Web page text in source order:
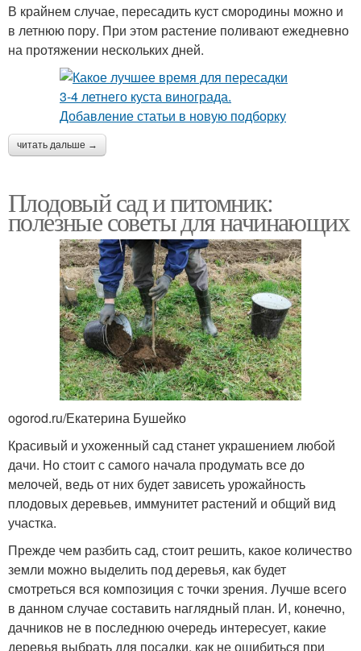
В крайнем случае, пересадить куст смородины можно и
в летнюю пору. При этом растение поливают ежедневно
на протяжении нескольких дней.
читать дальше →
Плодовый сад и питомник:
полезные советы для начинающих
ogorod.ru/Екатерина Бушейко
Красивый и ухоженный сад станет украшением любой
дачи. Но стоит с самого начала продумать все до
мелочей, ведь от них будет зависеть урожайность
плодовых деревьев, иммунитет растений и общий вид
участка.
Прежде чем разбить сад, стоит решить, какое количество
земли можно выделить под деревья, как будет
смотреться вся композиция с точки зрения. Лучше всего
в данном случае составить наглядный план. И, конечно,
дачников не в последнюю очередь интересует, какие
деревья выбрать для посадки, как не ошибиться при